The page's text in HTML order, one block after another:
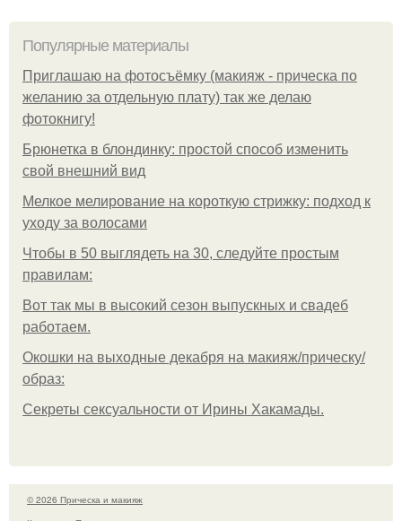
Популярные материалы
Приглашаю на фотосъёмку (макияж - прическа по
желанию за отдельную плату) так же делаю
фотокнигу!
Брюнетка в блондинку: простой способ изменить
свой внешний вид
Мелкое мелирование на короткую стрижку: подход к
уходу за волосами
Чтобы в 50 выглядеть на 30, следуйте простым
правилам:
Вот так мы в высокий сезон выпускных и свадеб
работаем.
Окошки на выходные декабря на макияж/прическу/
образ:
Секреты сексуальности от Ирины Хакамады.
© 2026 Прическа и макияж